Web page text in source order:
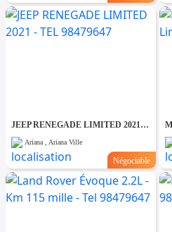
JEEP RENEGADE LIMITED 2021 - TEL 98479647
Ariana , Ariana Ville
Négociable